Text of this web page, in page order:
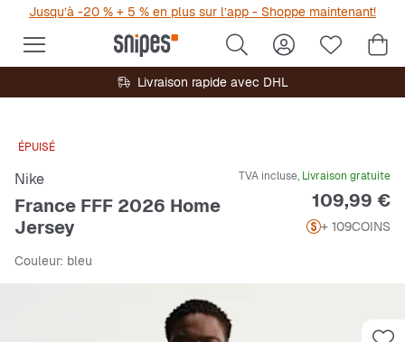
Jusqu’à -20 % + 5 % en plus sur l’app - Shoppe maintenant!
Livraison rapide avec DHL
ÉPUISÉ
Nike
France FFF 2026 Home
Jersey
TVA incluse, Livraison gratuite
Prix
109,99 €
+ 109COINS
Couleur: bleu